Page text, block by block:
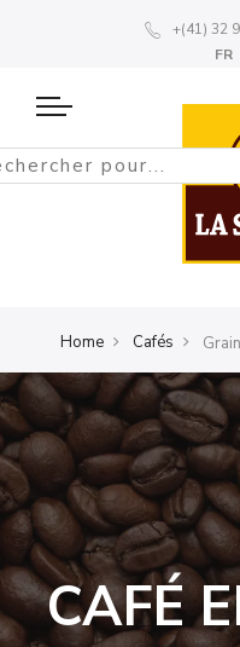
+(41) 32
FR
Home Cafés
CAFÉ